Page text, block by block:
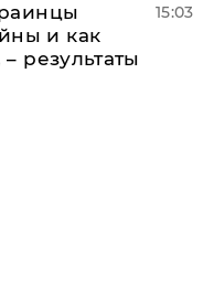
и как
результаты
15:03